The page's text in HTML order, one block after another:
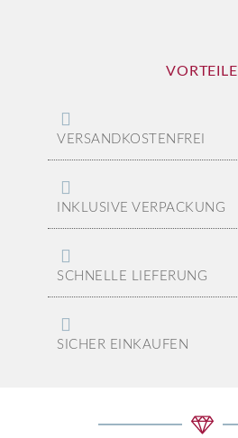
VORTEILE
VERSANDKOSTENFREI
INKLUSIVE VERPACKUNG
SCHNELLE LIEFERUNG
SICHER EINKAUFEN